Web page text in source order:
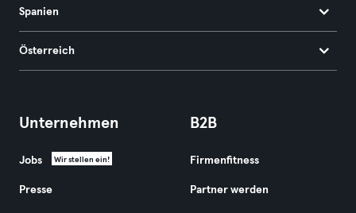
Spanien
Österreich
Unternehmen
Jobs Wir stellen ein!
Presse
B2B
Firmenfitness
Partner werden